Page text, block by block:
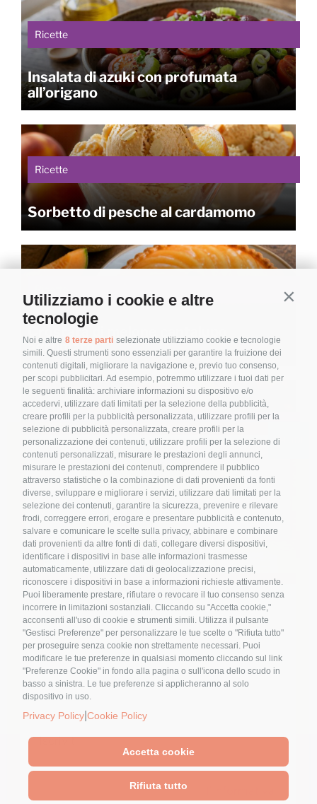
Utilizziamo i cookie e altre
tecnologie
Noi e altre 8 terze parti selezionate utilizziamo cookie e tecnologie
simili. Questi strumenti sono essenziali per garantire la fruizione dei
contenuti digitali, migliorare la navigazione e, previo tuo consenso,
per scopi pubblicitari. Ad esempio, potremmo utilizzare i tuoi dati per
le seguenti finalità: archiviare informazioni su dispositivo e/o
accedervi, utilizzare dati limitati per la selezione della pubblicità,
creare profili per la pubblicità personalizzata, utilizzare profili per la
selezione di pubblicità personalizzata, creare profili per la
personalizzazione dei contenuti, utilizzare profili per la selezione di
contenuti personalizzati, misurare le prestazioni degli annunci,
misurare le prestazioni dei contenuti, comprendere il pubblico
attraverso statistiche o la combinazione di dati provenienti da fonti
diverse, sviluppare e migliorare i servizi, utilizzare dati limitati per la
selezione dei contenuti, garantire la sicurezza, prevenire e rilevare
frodi, correggere errori, erogare e presentare pubblicità e contenuto,
salvare e comunicare le scelte sulla privacy, abbinare e combinare
dati provenienti da altre fonti di dati, collegare diversi dispositivi,
identificare i dispositivi in base alle informazioni trasmesse
automaticamente, utilizzare dati di geolocalizzazione precisi,
riconoscere i dispositivi in base a informazioni richieste attivamente.
Puoi liberamente prestare, rifiutare o revocare il tuo consenso senza
incorrere in limitazioni sostanziali. Cliccando su "Accetta cookie,"
acconsenti all'uso di cookie e strumenti simili. Utilizza il pulsante
"Gestisci Preferenze" per personalizzare le tue scelte o "Rifiuta tutto"
per proseguire senza cookie non strettamente necessari. Puoi
modificare le tue preferenze in qualsiasi momento cliccando sul link
"Preferenze Cookie" in fondo alla pagina o sull'icona dello scudo in
basso a sinistra. Le tue preferenze si applicheranno al solo
dispositivo in uso.
Privacy Policy Cookie Policy
Accetta cookie
Rifiuta tutto
Ricette
Insalata di azuki con profumata
all’origano
Ricette
Sorbetto di pesche al cardamomo
Crostata di melone cantalupo
agrumato
Ricette
Albicocche marinate in gelatina
Ricette
Lo tzatziki: dalla Grecia una ricetta
dalle origini remote
© 2023 - Pubblicato da Elena Alquati - area comunicazione e
direzione artistica
Sede Legale: Via Val di Ledro, 11 - 20162 Milano - Sede
Nome *
Email*
Cliccando sul tasto "Iscriviti" dichiari di
accettare, aver letto e compreso